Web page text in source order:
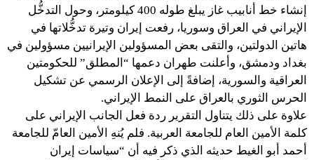
إنشاء خط أنابيب غاز يبلغ طوله 400 كيلومتر، وحول التدخُّل
الإيراني في العراق وسوريا، رفعت إيران وتيرة تدخُّلاتها في
هاتين الدولتين، والتقى بعض المسؤولين الإيرانيين مسؤولين في
بغداد ودمشق، وأعلنت طهران دعمها “المطلق” للحكومتين
العراقية والسورية، إضافةً إلى الإعلان الرسمي عن تشكيل
الحرس الثوري بالعراق على النمط الإيراني.
علاوة على ذلك يتناول التقرير ردة فعل الجانب الإيراني على
كلمة الأمين العام للجامعة العربية. فلم يُنهِ الأمين العامّ للجامعة
أحمد أبو الغيط حديثه الذي ذكر فيه أن “سياسات إيران